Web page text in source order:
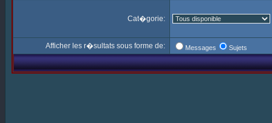
Cat�gorie:
Afficher les r�sultats sous forme de: Messages Sujets